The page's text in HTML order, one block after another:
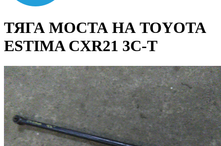
ТЯГА МОСТА НА TOYOTA
ESTIMA CXR21 3C-T